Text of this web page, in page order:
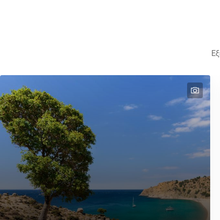
text